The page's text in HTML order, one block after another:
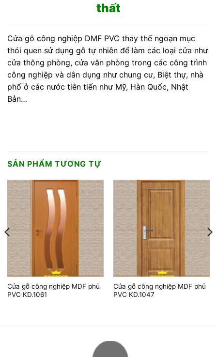
thất
Cửa gỗ công nghiệp DMF PVC thay thế ngoạn mục
thói quen sử dụng gỗ tự nhiên để làm các loại cửa như
cửa thông phòng, cửa văn phòng trong các công trình
công nghiệp và dân dụng như chung cư, Biệt thự, nhà
phố ở các nước tiên tiến như Mỹ, Hàn Quốc, Nhật
Bản…
SẢN PHẨM TƯƠNG TỰ
Cửa gỗ công nghiệp MDF phủ
PVC KD.1061
Cửa gỗ công nghiệp MDF phủ
PVC KD.1047